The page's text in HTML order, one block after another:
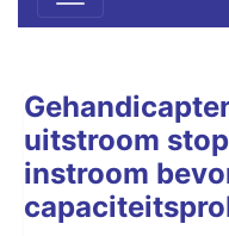
uitstroom
instroom